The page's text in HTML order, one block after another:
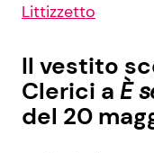
Littizzetto
Il vestito
Clerici a È
del 20